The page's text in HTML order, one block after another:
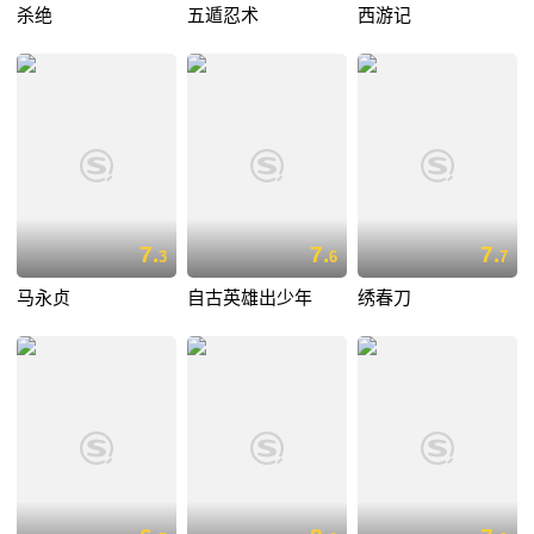
杀绝 五遁忍术 西游记
7.3
马永贞
7.6
自古英雄出少年
7.7
绣春刀